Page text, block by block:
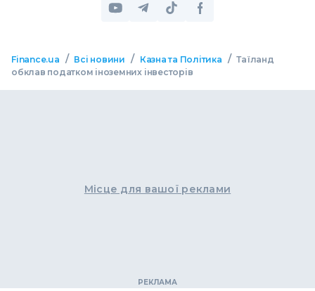
Finance.ua / Всі новини / Казна та Політика / Таїланд
обклав податком іноземних інвесторів
Місце для вашої реклами